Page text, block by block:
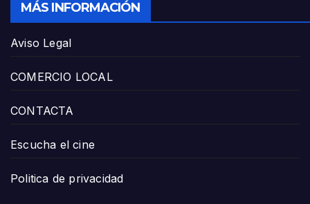
MÁS INFORMACIÓN
Aviso Legal
COMERCIO LOCAL
CONTACTA
Escucha el cine
Politica de privacidad